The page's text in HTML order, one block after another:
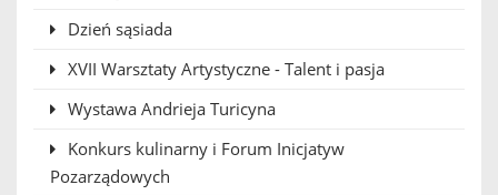
Dzień sąsiada
XVII Warsztaty Artystyczne - Talent i pasja
Wystawa Andrieja Turicyna
Konkurs kulinarny i Forum Inicjatyw
Pozarządowych